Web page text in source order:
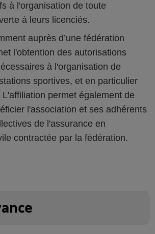
à l'organisation de toute
à leurs licenciés.
auprès d’une fédération
l'obtention des autorisations
à l'organisation de
sportives, et en particulier
L'affiliation permet également de
l'association et ses adhérents
de l'assurance en
contractée par la fédération.